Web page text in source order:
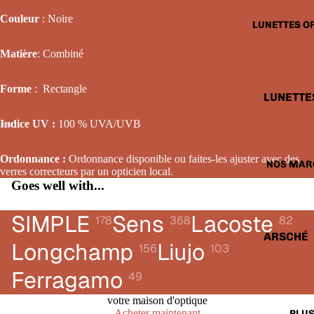
LUNETTES
NOS
ARSCHÉ
Couleur : Noire
Matière: Combiné
Forme : Rectangle
Indice UV : 100 % UVA/UVB
Ordonnance : Ordonnance disponible ou faites-les ajuster avec des
verres correcteurs par un opticien local.
Goes well with...
SIMPLE 178Sens 368Lacoste 82
Longchamp 156Liujo 103
Ferragamo 49
votre maison d'optique